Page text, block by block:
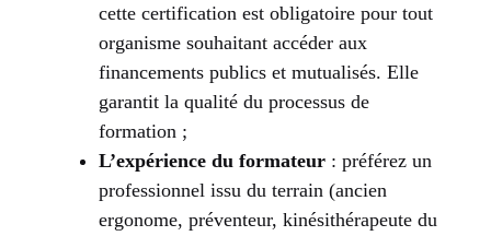
cette certification est obligatoire pour tout
organisme souhaitant accéder aux
financements publics et mutualisés. Elle
garantit la qualité du processus de
formation ;
L’expérience du formateur : préférez un
professionnel issu du terrain (ancien
ergonome, préventeur, kinésithérapeute du